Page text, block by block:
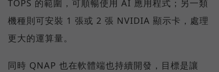
TOPS 的範圍，可順暢使用 AI 應用程式；另一類
機種則可安裝 1 張或 2 張 NVIDIA 顯示卡，處理
更大的運算量。
同時 QNAP 也在軟體端也持續開發，目標是讓